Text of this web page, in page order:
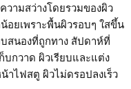
ามสว่างโดยรวมของผิว
อยเพราะพื้นผิวรอบๆ ใสขึ้น
สนองที่ถูกทาง สัปดาห์ที่
บกวาด ผิวเรียบและแต่ง
าไฟสตู ผิวไม่ดรอปลงเร็ว